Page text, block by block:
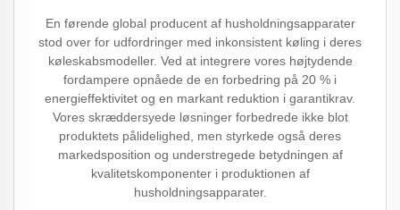
En førende global producent af husholdningsapparater
stod over for udfordringer med inkonsistent køling i deres
køleskabsmodeller. Ved at integrere vores højtydende
fordampere opnåede de en forbedring på 20 % i
energieffektivitet og en markant reduktion i garantikrav.
Vores skræddersyede løsninger forbedrede ikke blot
produktets pålidelighed, men styrkede også deres
markedsposition og understregede betydningen af
kvalitetskomponenter i produktionen af
husholdningsapparater.